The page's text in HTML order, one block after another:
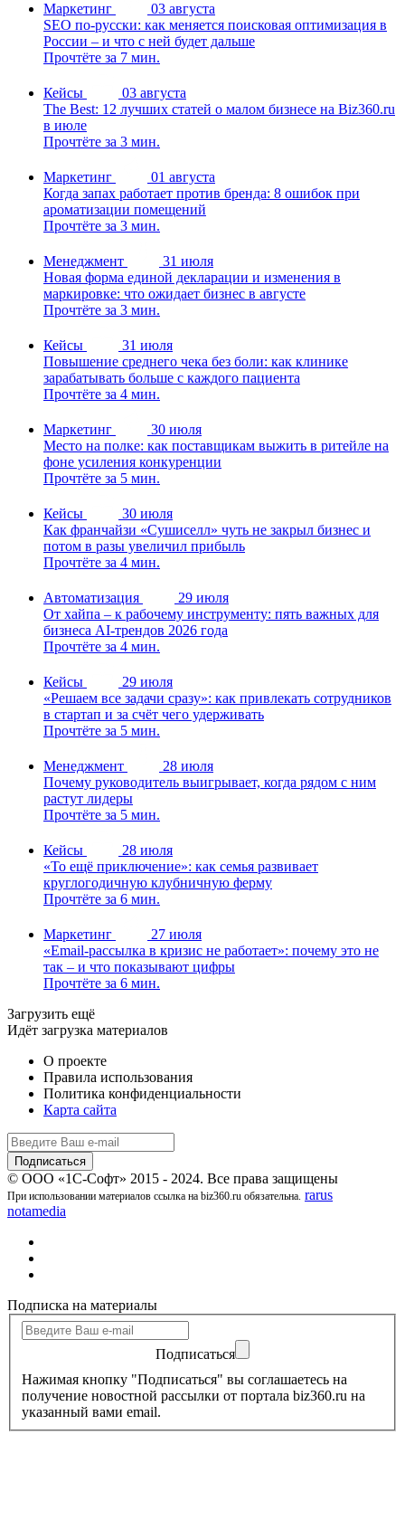
Маркетинг
03 августа
SEO по-русски: как меняется поисковая оптимизация в
России – и что с ней будет дальше
Прочтёте за 7 мин.
Кейсы
03 августа
The Best: 12 лучших статей о малом бизнесе на Biz360.ru
в июле
Прочтёте за 3 мин.
Маркетинг
01 августа
Когда запах работает против бренда: 8 ошибок при
ароматизации помещений
Прочтёте за 3 мин.
Менеджмент
31 июля
Новая форма единой декларации и изменения в
маркировке: что ожидает бизнес в августе
Прочтёте за 3 мин.
Кейсы
31 июля
Повышение среднего чека без боли: как клинике
зарабатывать больше с каждого пациента
Прочтёте за 4 мин.
Маркетинг
30 июля
Место на полке: как поставщикам выжить в ритейле на
фоне усиления конкуренции
Прочтёте за 5 мин.
Кейсы
30 июля
Как франчайзи «Сушиселл» чуть не закрыл бизнес и
потом в разы увеличил прибыль
Прочтёте за 4 мин.
Автоматизация
29 июля
От хайпа – к рабочему инструменту: пять важных для
бизнеса AI-трендов 2026 года
Прочтёте за 4 мин.
Кейсы
29 июля
«Решаем все задачи сразу»: как привлекать сотрудников
в стартап и за счёт чего удерживать
Прочтёте за 5 мин.
Менеджмент
28 июля
Почему руководитель выигрывает, когда рядом с ним
растут лидеры
Прочтёте за 5 мин.
Кейсы
28 июля
«То ещё приключение»: как семья развивает
круглогодичную клубничную ферму
Прочтёте за 6 мин.
Маркетинг
27 июля
«Email-рассылка в кризис не работает»: почему это не
так – и что показывают цифры
Прочтёте за 6 мин.
Загрузить ещё
Идёт загрузка материалов
О проекте
Правила использования
Политика конфиденциальности
Карта сайта
© ООО «1С-Софт» 2015 - 2024. Все права защищены
При использовании материалов ссылка на biz360.ru обязательна. rarus
notamedia
Подписка на материалы
Подписаться
Нажимая кнопку "Подписаться" вы соглашаетесь на
получение новостной рассылки от портала biz360.ru на
указанный вами email.